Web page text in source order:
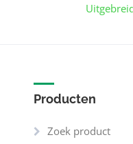
Producten
Zoek product